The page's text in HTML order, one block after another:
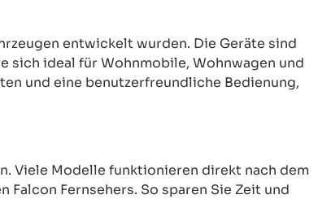
entwickelt wurden. Die Geräte sind
sich ideal für Wohnmobile, Wohnwagen und
und eine benutzerfreundliche Bedienung,
Viele Modelle funktionieren direkt nach dem
Fernsehers. So sparen Sie Zeit und